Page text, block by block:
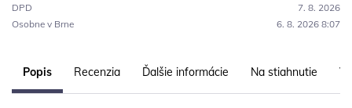
DPD
7. 8. 2026
Osobne v Brne
6. 8. 2026 8:07
Popis Recenzia Ďalšie informácie Na stiahnutie